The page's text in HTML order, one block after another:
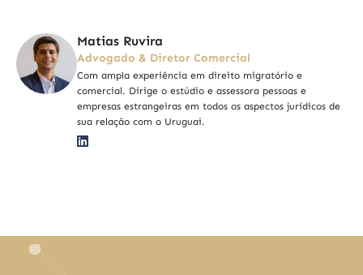
Matias Ruvira
Advogado & Diretor Comercial
Com ampla experiência em direito migratório e
comercial. Dirige o estúdio e assessora pessoas e
empresas estrangeiras em todos os aspectos jurídicos de
sua relação com o Uruguai.